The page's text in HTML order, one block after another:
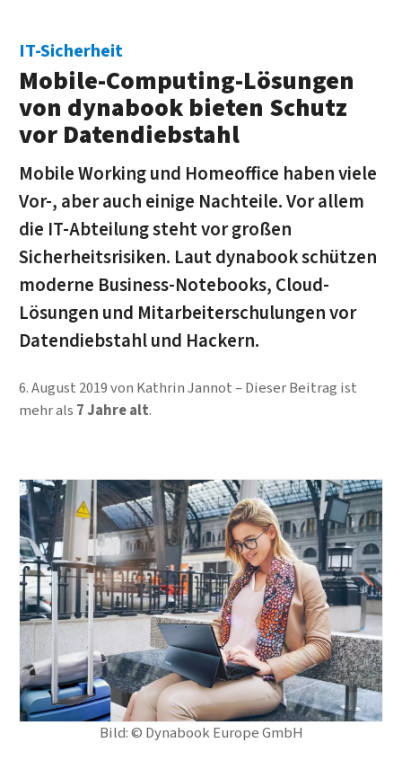
Bild: © Dynabook Europe GmbH
IT-Sicherheit
Mobile-Computing-Lösungen
von dynabook bieten Schutz
vor Datendiebstahl
Mobile Working und Homeoffice haben viele
Vor-, aber auch einige Nachteile. Vor allem
die IT-Abteilung steht vor großen
Sicherheitsrisiken. Laut dynabook schützen
moderne Business-Notebooks, Cloud-
Lösungen und Mitarbeiterschulungen vor
Datendiebstahl und Hackern.
6. August 2019von Kathrin Jannot
Dieser Beitrag ist
mehr als 7 Jahre alt.